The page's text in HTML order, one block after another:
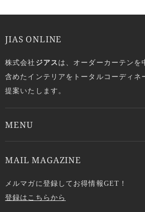
JIAS ONLINE
株式会社 ジアスは、オーダーカーテンを
含めたインテリアをトータルコーディネ
提案いたします。
MENU
MAIL MAGAZINE
メルマガに登録してお得情報GET！
登録はこちらから